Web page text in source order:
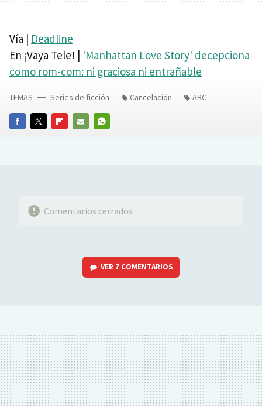
Vía | Deadline
En ¡Vaya Tele! | 'Manhattan Love Story' decepciona
como rom-com: ni graciosa ni entrañable
FACEBOOKTWITTERFLIPBOARD
E-
WHATSAPP
TEMAS Series de ficción Cancelación ABC
Comentarios cerrados
VER 7 COMENTARIOS